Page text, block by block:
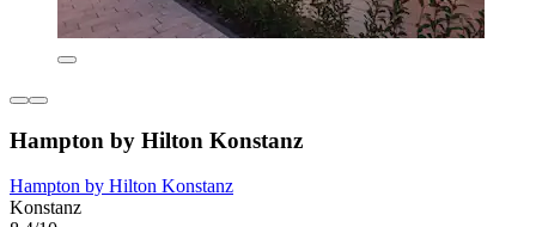
Hampton by Hilton Konstanz
Hampton by Hilton Konstanz
Konstanz